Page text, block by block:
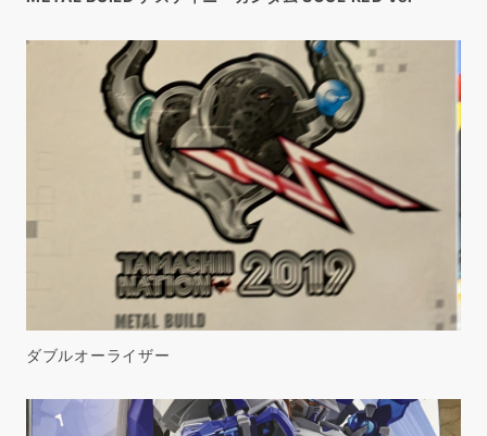
ダブルオーライザー